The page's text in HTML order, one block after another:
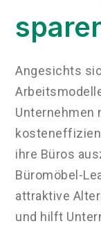
Angesichts
Unternehmen
ihre Büros
Büromöbel-
attraktive
und hilft